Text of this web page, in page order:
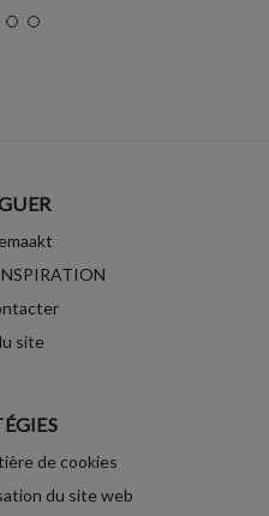
site
de cookies
du site web